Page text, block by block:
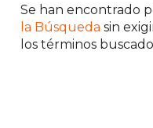
40% $
Se han encontrado
la Búsqueda sin
los términos